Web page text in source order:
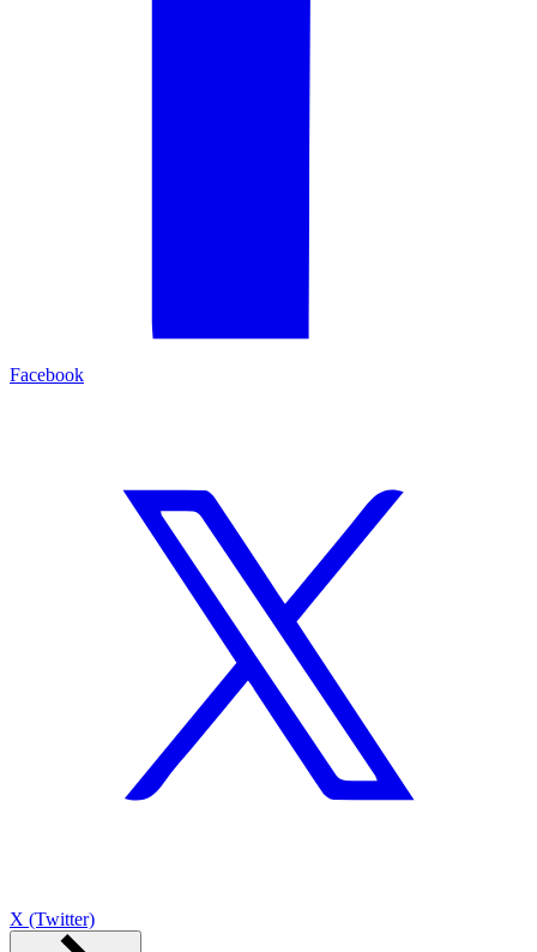
Facebook
X (Twitter)